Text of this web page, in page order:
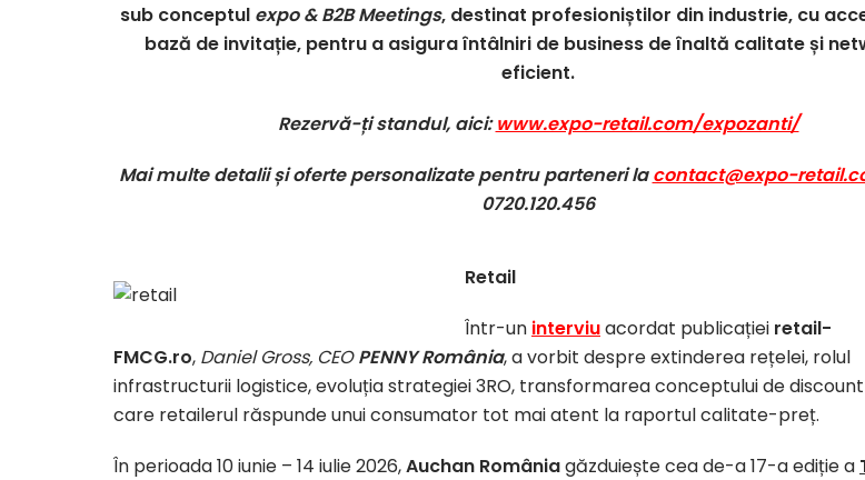
sub conceptul expo & B2B Meetings, destinat profesioniștilor din industrie, cu
bază de invitație, pentru a asigura întâlniri de business de înaltă calitate și
eficient.
Rezervă-ți standul, aici:www.expo-retail.com/expozanti/
Mai multe detalii și oferte personalizate pentru parteneri lacontact@expo-
0720.120.456
Retail
Într-un interviuacordat publicației retail-
FMCG.ro, Daniel Gross, CEOPENNY România, a vorbit despre extinderea rețelei, rolul
infrastructurii logistice, evoluția strategiei 3RO, transformarea conceptului de
care retailerul răspunde unui consumator tot mai atent la raportul calitate-preț.
În perioada 10 iunie – 14 iulie 2026,Auchan Româniagăzduiește cea de-a 17-a ediție a